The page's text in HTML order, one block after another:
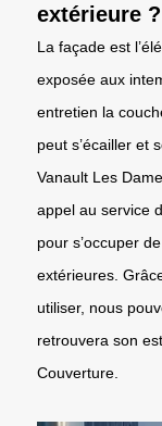
extérieure ?
La façade est
exposée aux
entretien la
peut s’écailler et
Vanault Les
appel au service
pour s’occuper
extérieures.
utiliser, nous
retrouvera son
Couverture.